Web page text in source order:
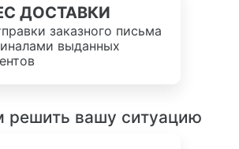
ДОСТАВКИ
заказного письма
выданных
вашу ситуацию